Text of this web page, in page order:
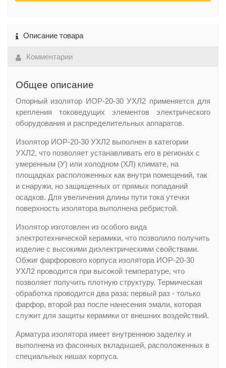
Описание товара
Комментарии
Общее описание
Опорный изолятор ИОР-20-30 УХЛ2 применяется для
крепления токоведущих элементов электрического
оборудования и распределительных аппаратов.
Изолятор ИОР-20-30 УХЛ2 выполнен в категории
УХЛ2, что позволяет устанавливать его в регионах с
умеренным (У) или холодном (ХЛ) климате, на
площадках расположенных как внутри помещений, так
и снаружи, но защищенных от прямых попаданий
осадков. Для увеличения длины пути тока утечки
поверхность изолятора выполнена ребристой.
Изолятор изготовлен из особого вида
электротехнической керамики, что позволило получить
изделие с высокими диэлектрическими свойствами.
Обжиг фарфорового корпуса изолятора ИОР-20-30
УХЛ2 проводится при высокой температуре, что
позволяет получить плотную структуру. Термическая
обработка проводится два раза: первый раз - только
фарфор, второй раз после нанесения эмали, которая
служит для защиты керамики от внешних воздействий.
Арматура изолятора имеет внутреннюю заделку и
выполнена из фасонных вкладышей, расположенных в
специальных нишах корпуса.